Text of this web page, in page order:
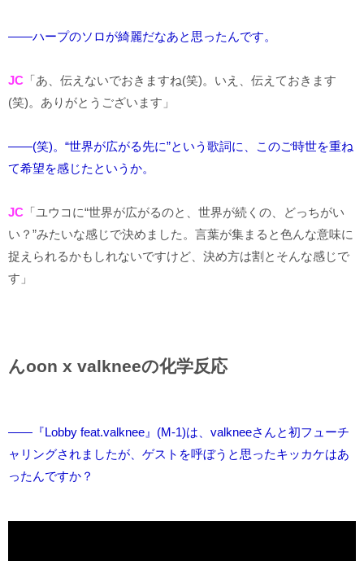
――ハープのソロが綺麗だなあと思ったんです。
JC 「あ、伝えないでおきますね(笑)。いえ、伝えておきます
(笑)。ありがとうございます」
――(笑)。“世界が広がる先に”という歌詞に、このご時世を重ね
て希望を感じたというか。
JC 「ユウコに“世界が広がるのと、世界が続くの、どっちがい
い？”みたいな感じで決めました。言葉が集まると色んな意味に
捉えられるかもしれないですけど、決め方は割とそんな感じで
す」
んoon x valkneeの化学反応
――『Lobby feat.valknee』(M-1)は、valkneeさんと初フューチ
ャリングされましたが、ゲストを呼ぼうと思ったキッカケはあ
ったんですか？